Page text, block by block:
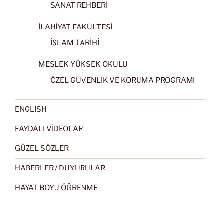
SANAT REHBERİ
İLAHİYAT FAKÜLTESİ
İSLAM TARİHİ
MESLEK YÜKSEK OKULU
ÖZEL GÜVENLİK VE KORUMA PROGRAMI
ENGLISH
FAYDALI VİDEOLAR
GÜZEL SÖZLER
HABERLER / DUYURULAR
HAYAT BOYU ÖĞRENME